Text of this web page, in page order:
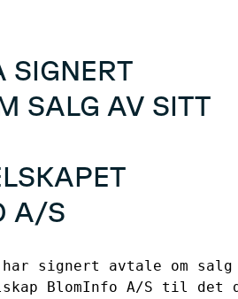
SIGNERT
SALG AV SITT
A/S
har signert avtale om
BlomInfo A/S til det